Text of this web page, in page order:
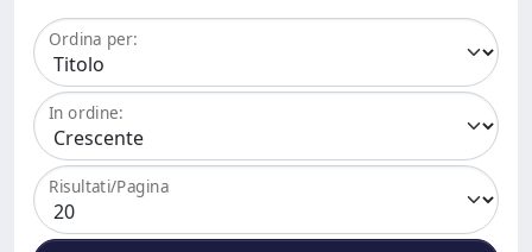
Ordina per:
In ordine:
Risultati/Pagina